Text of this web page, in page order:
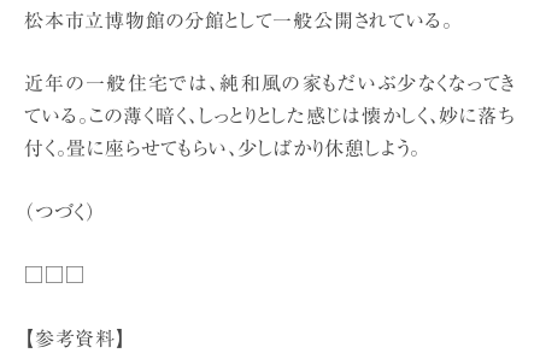
松本市立博物館の分館として一般公開されている。
近年の一般住宅では、純和風の家もだいぶ少なくなってき
ている。この薄く暗く、しっとりとした感じは懐かしく、妙に落ち
付く。畳に座らせてもらい、少しばかり休憩しよう。
（つづく）
【参考資料】